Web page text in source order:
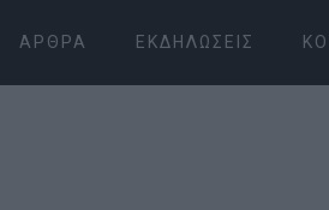
ΆΡΘΡΑ ΕΚΔΗΛΏΣΕΙΣ